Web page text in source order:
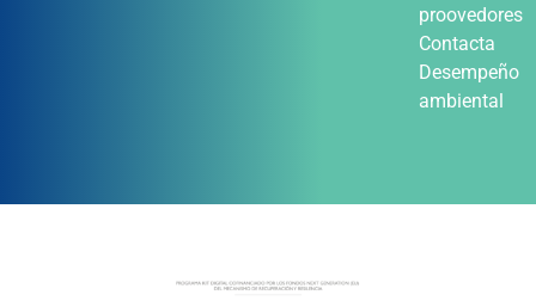
proovedores
Contacta
Desempeño
ambiental